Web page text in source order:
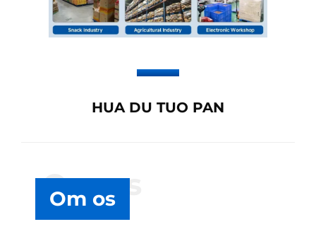
HUA DU TUO PAN
Om os
Om os